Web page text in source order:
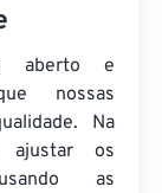
aberto e
nossas
Na
ajustar os
as